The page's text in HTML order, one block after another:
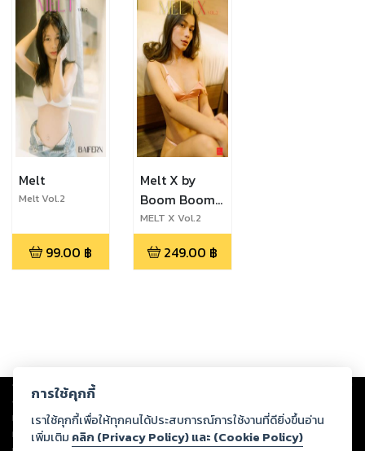
Melt
Melt Vol.2
99.00 ฿
Melt X by
Boom Boom
magazine
MELT X Vol.2
Aom
249.00 ฿
Copyright © 2026
ต่อผลงานหรือเนื้อหาใดที่อัปโหลดผ่านเว็บไซต์และปรากฏว่าละเมิดสิทธิใน
ทรัพย์สินทางปัญญาของบุคคลอื่นหรือขัดต่อกฎหมายและศีลธรรม ดังนั้น ผู้อ่าน
ทุกท่านโปรดใช้วิจารณญาณในการกลั่นกรองด้วยตนเอง และหากท่านพบว่าส่วน
การใช้คุกกี้
เราใช้คุกกี้เพื่อให้ทุกคนได้ประสบการณ์การใช้งานที่ดียิ่งขึ้นอ่าน
เพิ่มเติม คลิก (Privacy Policy) และ (Cookie Policy)